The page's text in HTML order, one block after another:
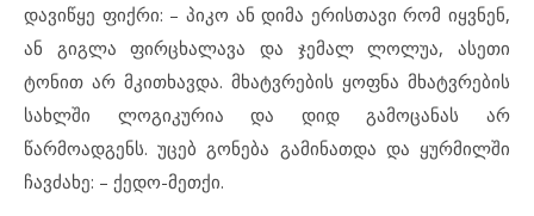
დავიწყე ფიქრი: – პიკო ან დიმა ერისთავი რომ იყვნენ,
ან გიგლა ფირცხალავა და ჯემალ ლოლუა, ასეთი
ტონით არ მკითხავდა. მხატვრების ყოფნა მხატვრების
სახლში ლოგიკურია და დიდ გამოცანას არ
წარმოადგენს. უცებ გონება გამინათდა და ყურმილში
ჩავძახე: – ქედო-მეთქი.